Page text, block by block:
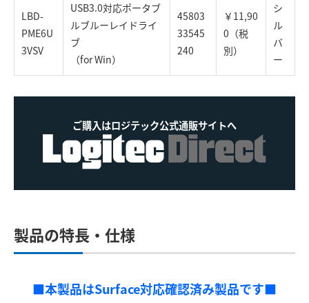
LBD-
PME6U
3VSV
USB3.0対応ポータブ
ルブルーレイドライ
ブ
（for Win）
45803
33545
240
￥11,90
0（税
別）
シ
ル
バ
ー
ご購入はロジテック公式通販サイトへ
製品の特長・仕様
■本製品はSurface対応確認済み製品です■